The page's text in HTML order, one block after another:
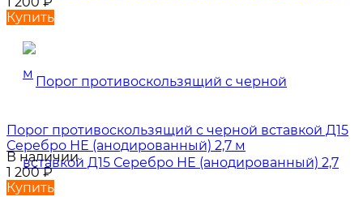
Купить
Порог противоскользящий с черной вставкой Д15
Серебро НЕ (анодированный) 2,7 м
В наличии
1 200₽
Купить